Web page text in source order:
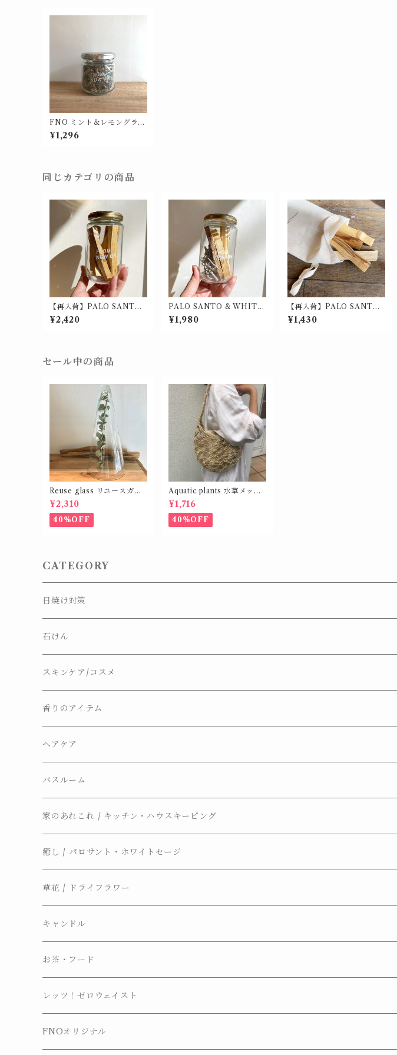
FNO ミント＆レモングラス
ハーブティー ガラスS 20g
¥1,296
同じカテゴリの商品
【再入荷】PALO SANTO /
パロサントの瓶詰 50g入
¥2,420
PALO SANTO & WHITE
SAGE / パロサントとホワイ
トセージの瓶詰
¥1,980
【再入荷】PALO SANTO /
パロサント サシェ 30g入
¥1,430
セール中の商品
Reuse glass リユースガラ
ス カバー コーン シェイプ L
¥2,310
40%OFF
Aquatic plants 水草メッシ
ュバッグ
¥1,716
40%OFF
CATEGORY
日焼け対策
石けん
ナチュラルソープ
ソープディッシュ
スキンケア/コスメ
香りのアイテム
ヘアケア
バスルーム
家のあれこれ / キッチン・ハウスキーピング
癒し / パロサント・ホワイトセージ
草花 / ドライフラワー
キャンドル
お茶・フード
レッツ！ゼロウェイスト
FNOオリジナル